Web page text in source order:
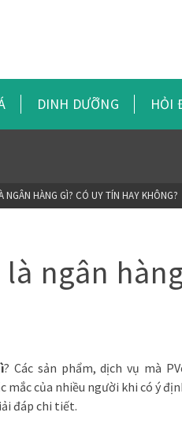
DINH DƯỠNG HỎI
NGÂN HÀNG GÌ? CÓ UY TÍN HAY KHÔNG?
là ngân
? Các sản phẩm, dịch vụ mà
mắc của nhiều người khi có ý
đáp chi tiết.